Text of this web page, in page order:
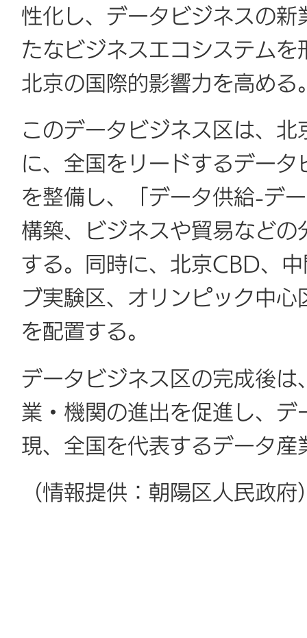
性化し、データビジネスの
たなビジネスエコシステム
北京の国際的影響力を高める
このデータビジネス区は、
に、全国をリードするデー
を整備し、「データ供給-デ
構築、ビジネスや貿易など
する。同時に、北京CBD、
ブ実験区、オリンピック中
を配置する。
データビジネス区の完成後
業・機関の進出を促進し、
現、全国を代表するデータ
（情報提供：朝陽区人民政府